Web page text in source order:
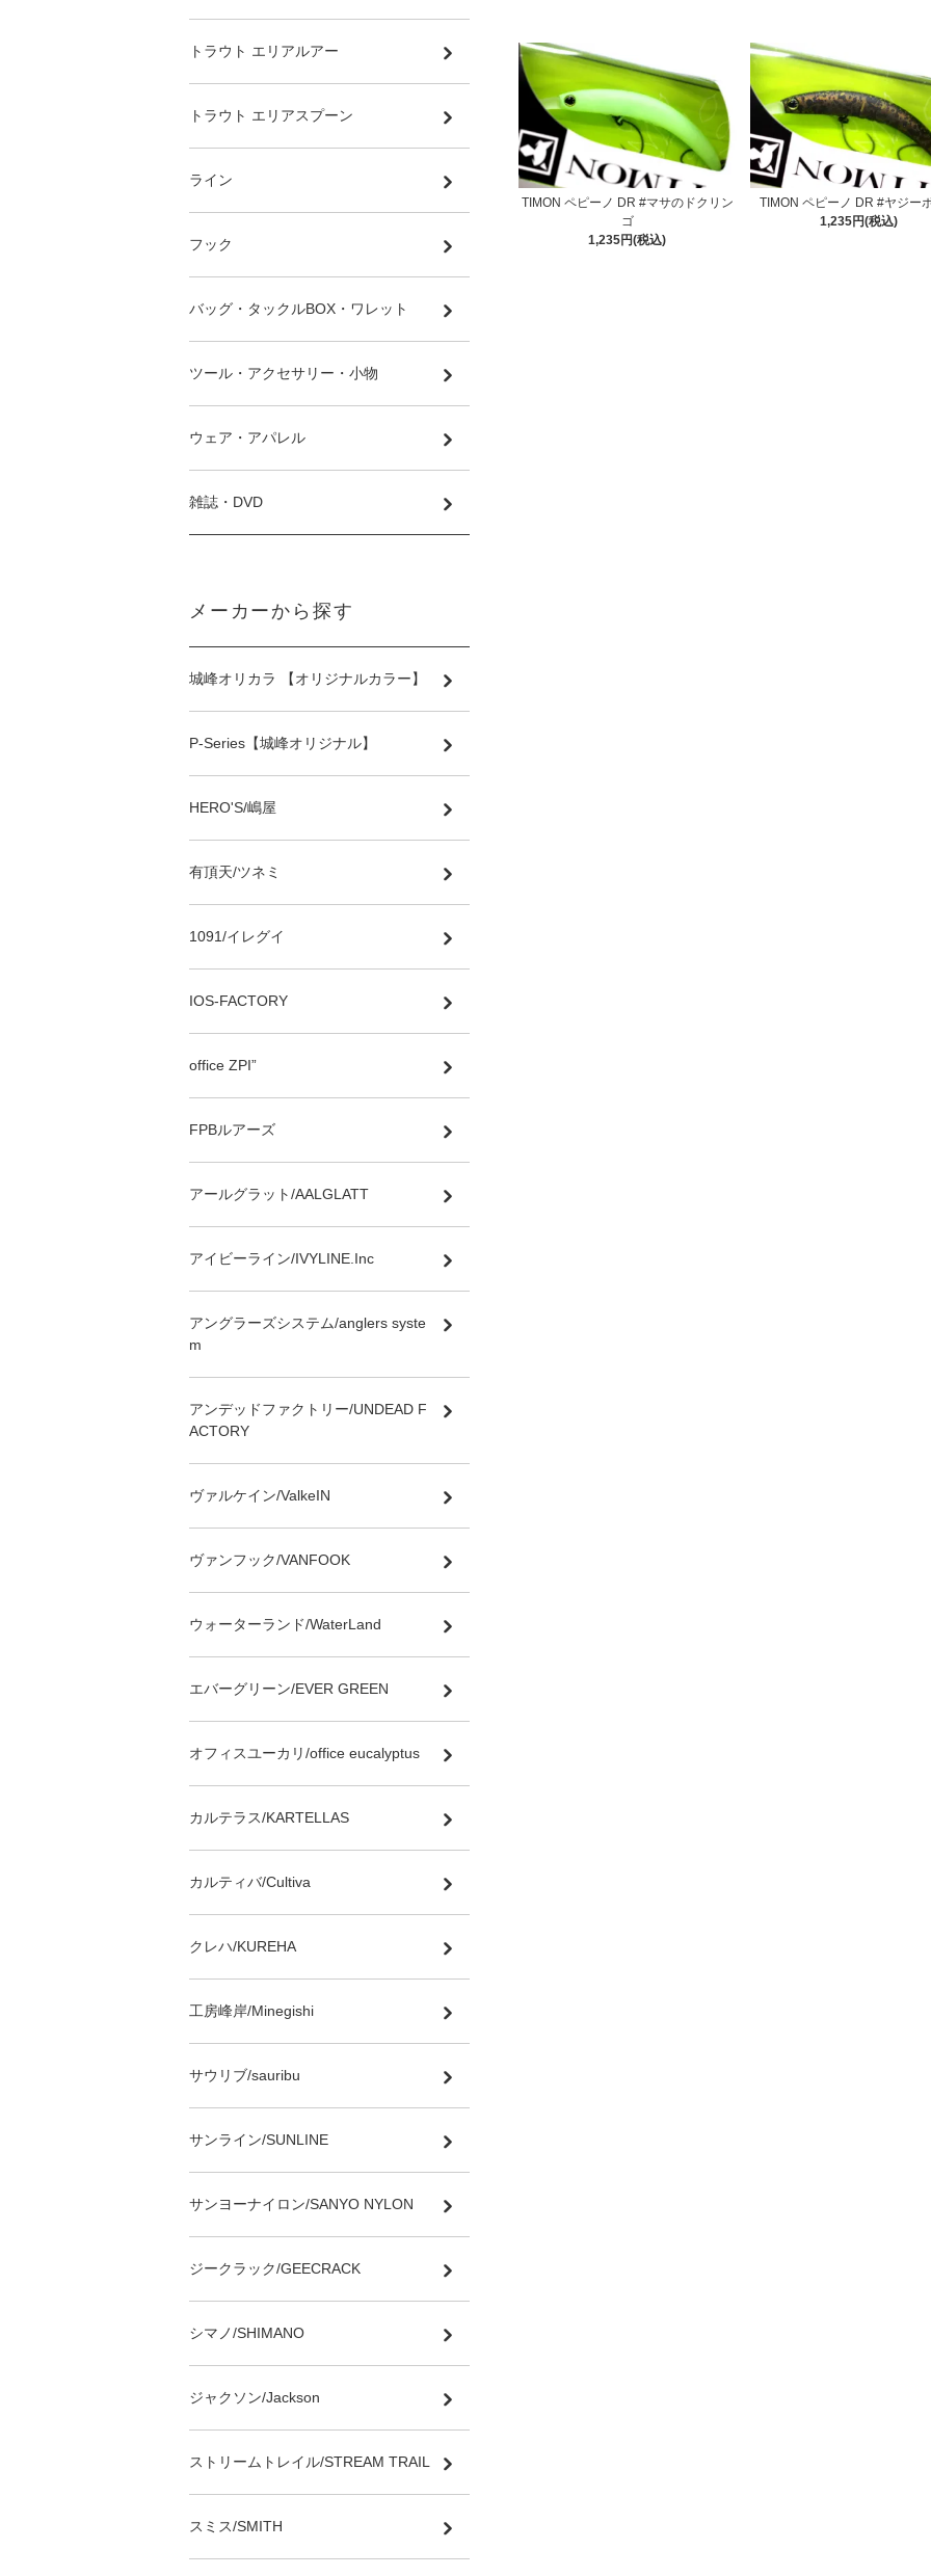
TIMON ペピーノ DR #マサのドクリン
ゴ
1,235円(税込)
TIMON ペピーノ DR #ヤジー
1,235円(税込)
トラウト エリアルアー
トラウト エリアスプーン
ライン
フック
バッグ・タックルBOX・ワレット
ツール・アクセサリー・小物
ウェア・アパレル
雑誌・DVD
メーカーから探す
城峰オリカラ 【オリジナルカラー】
P-Series【城峰オリジナル】
HERO'S/嶋屋
有頂天/ツネミ
1091/イレグイ
IOS-FACTORY
office ZPI”
FPBルアーズ
アールグラット/AALGLATT
アイビーライン/IVYLINE.Inc
アングラーズシステム/anglers syste
m
アンデッドファクトリー/UNDEAD F
ACTORY
ヴァルケイン/ValkeIN
ヴァンフック/VANFOOK
ウォーターランド/WaterLand
エバーグリーン/EVER GREEN
オフィスユーカリ/office eucalyptus
カルテラス/KARTELLAS
カルティバ/Cultiva
クレハ/KUREHA
工房峰岸/Minegishi
サウリブ/sauribu
サンライン/SUNLINE
サンヨーナイロン/SANYO NYLON
ジークラック/GEECRACK
シマノ/SHIMANO
ジャクソン/Jackson
ストリームトレイル/STREAM TRAIL
スミス/SMITH